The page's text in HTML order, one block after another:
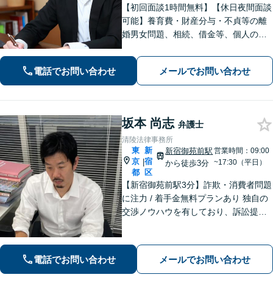
【初回面談1時間無料】【休日夜間面談
可能】養育費・財産分与・不貞等の離
婚男女問題、相続、借金等、個人の法
用問題まで幅広く対応可能。迅速対
応、相手方への毅然とした粘り強い交
渉で複雑な問題解決を目指します。
電話でお問い合わせ メールでお問い合わせ
坂本 尚志 弁護士
清陵法律事務所
東
京
都
|
新
宿
区
新宿御苑前駅
から徒歩3分
営業時間：09:00
~17:30（平日）
【新宿御苑前駅3分】詐欺・消費者問題
に注力 / 着手金無料プランあり 独自の
交渉ノウハウを有しており、訴訟提起
ール・WEB相談可】
電話でお問い合わせ メールでお問い合わせ